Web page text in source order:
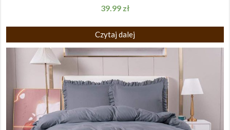
39.99 zł
Czytaj dalej